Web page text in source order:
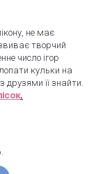
не має
творчий
число ігор
кульки на
друзями її знайти.
.